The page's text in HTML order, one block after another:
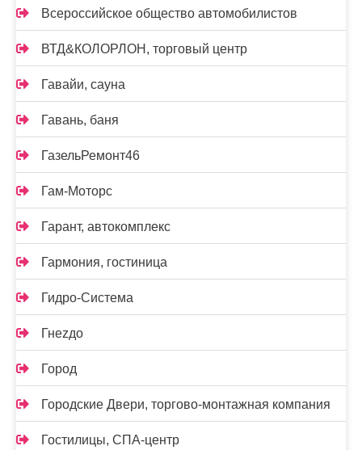
Всероссийское общество автомобилистов
ВТД&КОЛОРЛОН, торговый центр
Гавайи, сауна
Гавань, баня
ГазельРемонт46
Гам-Моторс
Гарант, автокомплекс
Гармония, гостиница
Гидро-Система
Гнеzдо
Город
Городские Двери, торгово-монтажная компания
Гостилицы, СПА-центр